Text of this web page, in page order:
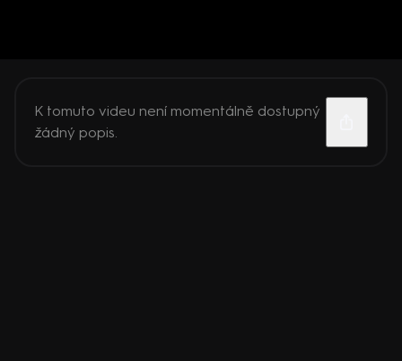
K tomuto videu není momentálně dostupný
žádný popis.